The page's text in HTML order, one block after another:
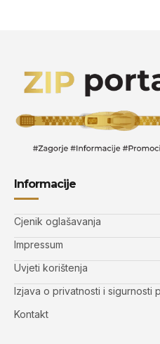
Informacije
Cjenik oglašavanja
Impressum
Uvjeti korištenja
Izjava o privatnosti i sigurnosti
Kontakt